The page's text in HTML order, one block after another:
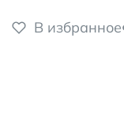
В избранное